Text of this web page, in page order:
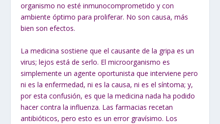
organismo no esté inmunocomprometido y con
ambiente óptimo para proliferar. No son causa, más
bien son efectos.
La medicina sostiene que el causante de la gripa es un
virus; lejos está de serlo. El microorganismo es
simplemente un agente oportunista que interviene pero
ni es la enfermedad, ni es la causa, ni es el síntoma; y,
por esta confusión, es que la medicina nada ha podido
hacer contra la influenza. Las farmacias recetan
antibióticos, pero esto es un error gravísimo. Los